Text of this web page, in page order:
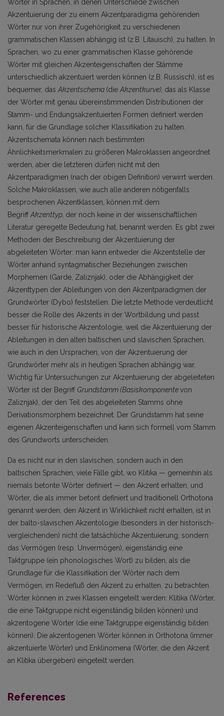
Wörter in Sprachen, in denen Unterschiede zwischen
Akzentuierung der zu einem Akzentparadigma gehörenden
Wörter nur von ihrer Zugehörigkeit zu verschiedenen
grammatischen Klassen abhängig ist (z.B. Litauisch), zu halten. In
Sprachen, wo zu einer grammatischen Klasse gehörende
Wörter mit gleichen Akzenteigenschaften der Stämme
unterschiedlich akzentuiert werden können (z.B. Russisch), ist es
bequemer, das Akzentschema (die Akzentkurve), das als Klasse
der Wörter mit genau übereinstimmenden Distributionen der
Stamm- und Endungsakzentuierten Formen definiert werden
kann, für die Grundlage solcher Klassifikation zu halten.
Akzentschemata können nach bestimmten
Ähnlichkeitsmerkmalen zu größeren Makroklassen angeordnet
werden, aber die letzteren dürfen nicht mit den
Akzentparadigmen (nach der obigen Definition) verwirrt werden.
Solche Makroklassen, wie auch alle anderen nötigenfalls
besprochenen Akzentklassen, können mit dem
Begriff Akzenttyp, der noch keine in der wissenschaftlichen
Literatur geregelte Bedeutung hat, benannt werden. Es gibt zwei
Methoden der Beschreibung der Akzentuierung der
abgeleiteten Wörter: man kann entweder die Akzentstelle der
Wörter anhand syntagmatischer Beziehungen zwischen
Morphemen (Garde, Zaliznjak), oder die Abhängigkeit der
Akzenttypen der Ableitungen von den Akzentparadigmen der
Grundwörter (Dybo) feststellen. Die letzte Methode verdeutlicht
besser die Rolle des Akzents in der Wortbildung und passt
besser für historische Akzentologie, weil die Akzentuierung der
Ableitungen in den alten baltischen und slavischen Sprachen,
wie auch in den Ursprachen, von der Akzentuierung der
Grundwörter mehr als in heutigen Sprachen abhängig war.
Wichtig für Untersuchungen zur Akzentuierung der abgeleiteten
Wörter ist der Begriff Grundstamm (Basiskomponentevon
Zaliznjak), der den Teil des abgeleiteten Stamms ohne
Derivationsmorphem bezeichnet. Der Grundstamm hat seine
eigenen Akzenteigenschaften und kann sich formell vom Stamm
des Grundworts unterscheiden.
Da es nicht nur in den slavischen, sondern auch in den
baltischen Sprachen, viele Fälle gibt, wo Klitika — gemeinhin als
niemals betonte Wörter definiert — den Akzent erhalten, und
Wörter, die als immer betont definiert und traditionell Orthotona
genannt werden, den Akzent in Wirklichkeit nicht erhalten, ist in
der balto-slavischen Akzentologie (besonders in der historisch-
vergleichenden) nicht die tatsächliche Akzentuierung, sondern
das Vermögen (resp. Unvermögen), eigenständig eine
Taktgruppe (ein phonologisches Wort) zu bilden, als die
Grundlage für die Klassifikation der Wörter nach dem
Vermögen, im Redefluß den Akzent zu erhalten, zu betrachten.
Wörter können in zwei Klassen eingeteilt werden: Klitika (Wörter,
die eine Taktgruppe nicht eigenständig bilden können) und
akzentogene Wörter (die eine Taktgruppe eigenständig bilden
können). Die akzentogenen Wörter können in Orthotona (immer
akzentuierte Wörter) und Enklinomena (Wörter, die den Akzent
an Klitika übergeben) eingeteilt werden.
References